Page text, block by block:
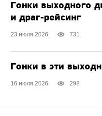
Гонки выходного
и драг-рейсинг
23 июля 2026 731
Гонки в эти
16 июля 2026 298